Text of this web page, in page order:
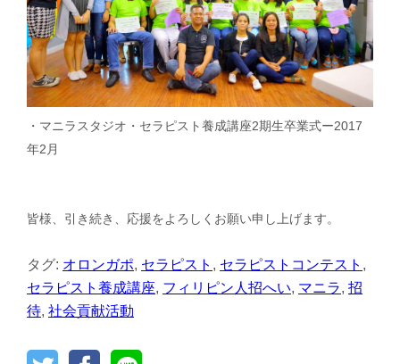
・マニラスタジオ・セラピスト養成講座2期生卒業式ー2017
年2月
皆様、引き続き、応援をよろしくお願い申し上げます。
タグ: オロンガポ, セラピスト , セラピストコンテスト ,
セラピスト養成講座, フィリピン人招へい, マニラ, 招
待, 社会貢献活動